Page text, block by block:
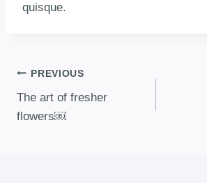
quisque.
PREVIOUS
The art of fresher
flowers￼